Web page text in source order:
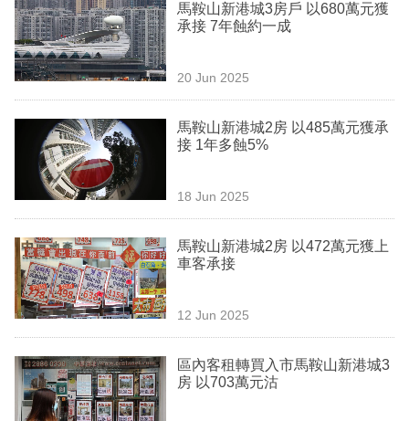
時
事
欄
訂
閱
區
馬鞍山新港城3房戶 以680萬元獲
承接 7年蝕約一成
20 Jun 2025
馬鞍山新港城2房 以485萬元獲承
接 1年多蝕5%
18 Jun 2025
馬鞍山新港城2房 以472萬元獲上
車客承接
12 Jun 2025
區內客租轉買入市馬鞍山新港城3
房 以703萬元沽